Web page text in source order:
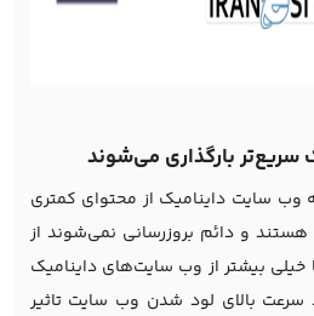
بارگذاری می‌شوند
سایت داینامیک از محتوای کمتری
هستند و دائم بروزرسانی نمی‌شوند از
بیشتر از وب سایت‌های داینامیک
بالای لود شدن وب سایت تاثیر